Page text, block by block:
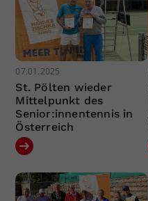
07.01.2025
St. Pölten wieder
Mittelpunkt des
Senior:innentennis in
Österreich